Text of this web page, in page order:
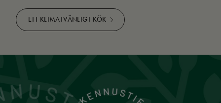
ETT KLIMATVÄNLIGT KÖK